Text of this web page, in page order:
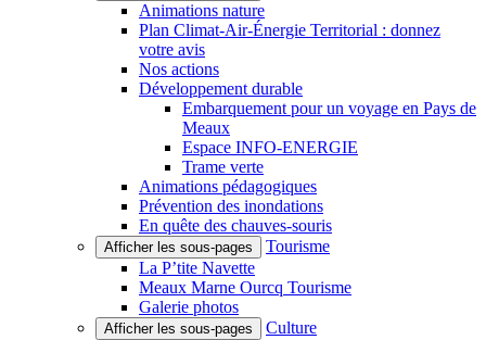
Animations nature
Plan Climat-Air-Énergie Territorial : donnez
votre avis
Nos actions
Développement durable
Embarquement pour un voyage en Pays de
Meaux
Espace INFO-ENERGIE
Trame verte
Animations pédagogiques
Prévention des inondations
En quête des chauves-souris
Afficher les sous-pages
Tourisme
La P’tite Navette
Meaux Marne Ourcq Tourisme
Galerie photos
Afficher les sous-pages
Culture